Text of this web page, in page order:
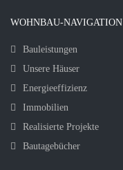
WOHNBAU-NAVIGATION
Bauleistungen
Unsere Häuser
Energieeffizienz
Immobilien
Realisierte Projekte
Bautagebücher